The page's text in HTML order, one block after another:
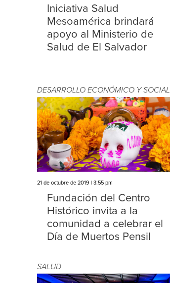
Iniciativa Salud
Mesoamérica brindará
apoyo al Ministerio de
Salud de El Salvador
DESARROLLO ECONÓMICO Y SOCIAL
21 de octubre de 2019 | 3:55 pm
Fundación del Centro
Histórico invita a la
comunidad a celebrar el
Día de Muertos Pensil
SALUD